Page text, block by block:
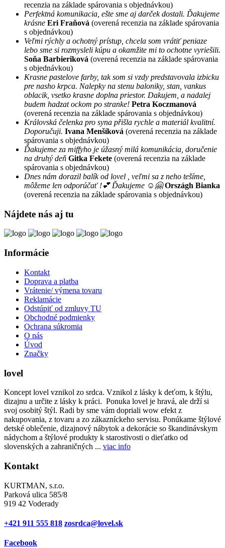
recenzia na základe spárovania s objednávkou)
Perfektná komunikacia, ešte sme aj darček dostali. Ďakujeme
krásne Eri Fraňová (overená recenzia na základe spárovania
s objednávkou)
Veľmi rýchly a ochotný prístup, chcela som vrátiť peniaze
lebo sme si rozmysleli kúpu a okamžite mi to ochotne vyriešili.
Soňa Barbieriková (overená recenzia na základe spárovania
s objednávkou)
Krasne pastelove farby, tak som si vzdy predstavovala izbicku
pre nasho krpca. Nalepky na stenu baloniky, stan, vankus
oblacik, vsetko krasne doplna priestor. Dakujem, a nadalej
budem hadzat ockom po stranke! Petra Koczmanová
(overená recenzia na základe spárovania s objednávkou)
Královská čelenka pro syna přišla rychle a materiál kvalitní.
Doporučuji. Ivana Menšíková (overená recenzia na základe
spárovania s objednávkou)
Ďakujeme za miffyho je úžasný milá komunikácia, doručenie
na druhý deň Gitka Fekete (overená recenzia na základe
spárovania s objednávkou)
Dnes nám dorazil balík od lovel , veľmi sa z neho tešíme,
môžeme len odporúčať !💕 Ďakujeme ☺️🤗 Országh Bianka
(overená recenzia na základe spárovania s objednávkou)
Nájdete nás aj tu
Informácie
Kontakt
Doprava a platba
Vrátenie/ výmena tovaru
Reklamácie
Odstúpiť od zmluvy TU
Obchodné podmienky
Ochrana súkromia
O nás
Úvod
Značky
lovel
Koncept lovel vznikol zo srdca. Vznikol z lásky k deťom, k štýlu,
dizajnu a určite z lásky k práci. Ponuka lovel je hravá, ale drží si
svoj osobitý štýl. Radi by sme vám dopriali wow efekt z
nakupovania, z tovaru a zo zákazníckeho servisu. Ponúkame štýlové
detské oblečenie, dizajnový nábytok a dekorácie so škandinávskym
nádychom a štýlové produkty k starostivosti o dieťatko od
slovenských a zahraničných ... viac info
Kontakt
KURTMAN, s.r.o.
Parková ulica 585/8
919 42 Voderady
+421 911 555 818 zosrdca@lovel.sk
Facebook